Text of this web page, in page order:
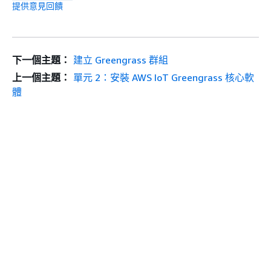
提供意見回饋
下一個主題： 建立 Greengrass 群組
上一個主題： 單元 2：安裝 AWS IoT Greengrass 核心軟
體